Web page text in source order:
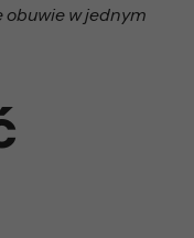
w jednym